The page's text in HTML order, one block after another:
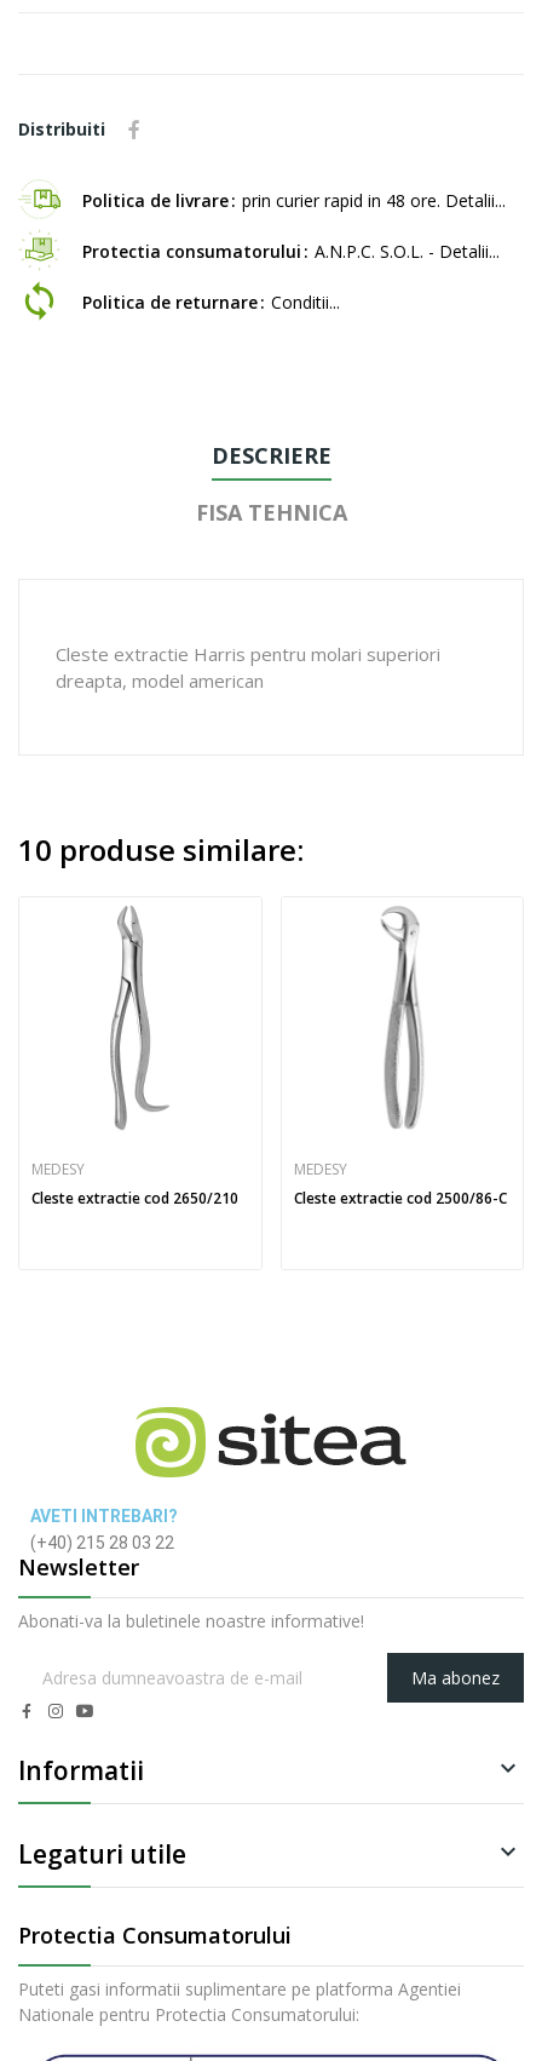
Distribuiti
Politica de livrare prin curier rapid in 48 ore. Detalii...
Protectia consumatorului A.N.P.C. S.O.L. - Detalii...
Politica de returnare Conditii...
DESCRIERE
FISA TEHNICA
Cleste extractie Harris pentru molari superiori
dreapta, model american
10 produse similare:
MEDESY
Cleste extractie cod 2650/210
MEDESY
Cleste extractie cod 2500/86-C
AVETI INTREBARI?
(+40) 215 28 03 22
Newsletter
Abonati-va la buletinele noastre informative!
Ma abonez
Informatii 
Legaturi utile 
Protectia Consumatorului
Puteti gasi informatii suplimentare pe platforma Agentiei
Nationale pentru Protectia Consumatorului: